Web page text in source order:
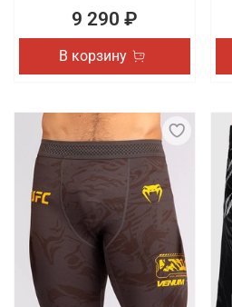
9 290 ₽
В корзину